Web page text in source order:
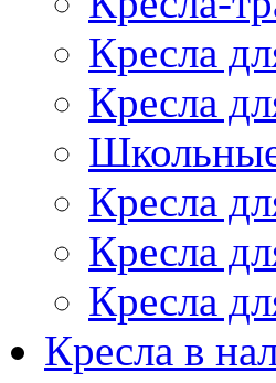
Кресла
Кресла
Кресла
Кресла
Кресла
Кресла в